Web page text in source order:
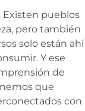
Existen pueblos
pero también
solo están ahí
Y ese
de
que
con